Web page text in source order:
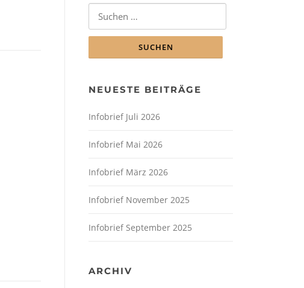
NEUESTE BEITRÄGE
Infobrief Juli 2026
Infobrief Mai 2026
Infobrief März 2026
Infobrief November 2025
Infobrief September 2025
ARCHIV